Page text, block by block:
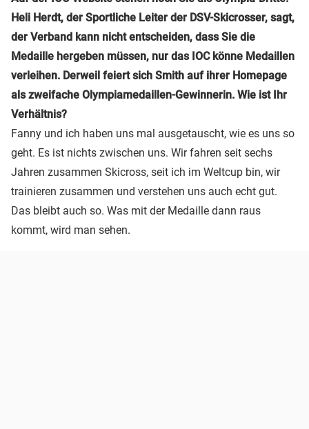
Heli Herdt, der Sportliche Leiter der DSV-Skicrosser, sagt,
der Verband kann nicht entscheiden, dass Sie die
Medaille hergeben müssen, nur das IOC könne Medaillen
verleihen. Derweil feiert sich Smith auf ihrer Homepage
als zweifache Olympiamedaillen-Gewinnerin. Wie ist Ihr
Verhältnis?
Fanny und ich haben uns mal ausgetauscht, wie es uns so
geht. Es ist nichts zwischen uns. Wir fahren seit sechs
Jahren zusammen Skicross, seit ich im Weltcup bin, wir
trainieren zusammen und verstehen uns auch echt gut.
Das bleibt auch so. Was mit der Medaille dann raus
kommt, wird man sehen.